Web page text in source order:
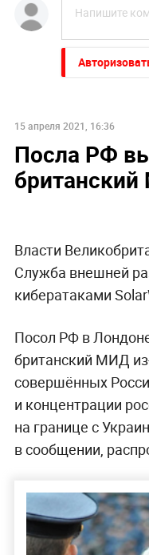
15 апреля 2021, 16:36
Посла РФ
Власти
Служба внешней
кибератаками
Посол РФ в
британский МИД
совершённых
и концентрации
на границе с
в сообщении,